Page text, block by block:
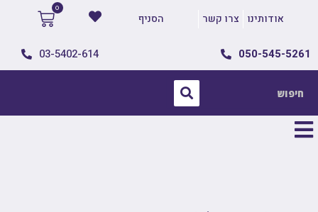
אודותינו צרו קשר הסניף
050-545-5261
03-5402-614